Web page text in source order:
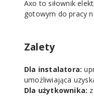
Axo to siłownik
gotowym do pracy
Zalety
Dla instalatora:
umożliwiająca
Dla użytkownika: